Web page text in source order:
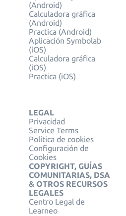
(Android)
Calculadora gráfica
(Android)
Practica (Android)
Aplicación Symbolab
(iOS)
Calculadora gráfica
(iOS)
Practica (iOS)
LEGAL
Privacidad
Service Terms
Política de cookies
Configuración de
Cookies
COPYRIGHT, GUÍAS
COMUNITARIAS, DSA
& OTROS RECURSOS
LEGALES
Centro Legal de
Learneo